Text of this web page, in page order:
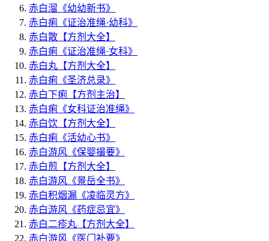
赤白溜 《幼幼新书》
赤白痢 《证治准绳·幼科》
赤白散 【方剂大全】
赤白痢 《证治准绳·女科》
赤白丸 【方剂大全】
赤白痢 《圣济总录》
赤白下痢 【方剂主治】
赤白痢 《女科证治准绳》
赤白饮 【方剂大全】
赤白痢 《活幼心书》
赤白游风 《保婴撮要》
赤白煎 【方剂大全】
赤白游风 《景岳全书》
赤白积烟漏 《凌临灵方》
赤白游风 《药症忌宜》
赤白二疹丸 【方剂大全】
赤白游风 《医门补要》